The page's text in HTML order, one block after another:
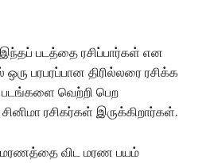
படத்தை ரசிப்பார்கள் என
பரபரப்பான திரில்லரை ரசிக்க
படங்களை வெற்றி பெற
ரசிகர்கள் இருக்கிறார்கள்.‌
விட மரண பயம்